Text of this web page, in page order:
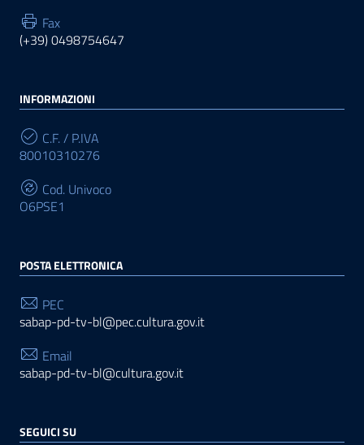
Fax
(+39) 0498754647
INFORMAZIONI
C.F. / P.IVA
80010310276
Cod. Univoco
O6PSE1
POSTA ELETTRONICA
PEC
sabap-pd-tv-bl@pec.cultura.gov.it
Email
sabap-pd-tv-bl@cultura.gov.it
SEGUICI SU